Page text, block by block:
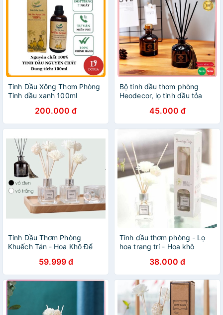
Tinh Dầu Xông Thơm Phòng
Tinh dầu xanh 100ml
200.000 đ
Bộ tinh dầu thơm phòng
Heodecor, lọ tinh dầu tỏa
45.000 đ
Tinh Dầu Thơm Phòng
Khuếch Tán - Hoa Khô Để
59.999 đ
Tinh dầu thơm phòng - Lọ
hoa trang trí - Hoa khô
38.000 đ